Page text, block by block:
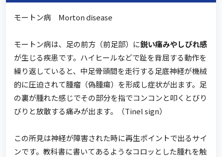
モートン病 Morton disease
モートン病は、足の前方（前足部）に鋭い痛みやしびれ感
が生じる疾患です。ハイヒールなどで趾を背屈する動作を
繰り返していると、中足骨頭間を走行する足底神経が機械
的に圧迫されて腫瘤（偽腫瘍）を形成し症状が出ます。足
の裏が腫れた感じでその部分を指でコンコンと叩くとびり
びりと放散する痛みが出ます。（Tinel sign）
この所見は神経が障害された時に再生ポイントで出るサイ
ンです。教科書に書いてあるようなコロッとした腫れを触